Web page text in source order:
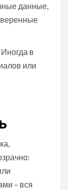
данные,
в
или
– вся